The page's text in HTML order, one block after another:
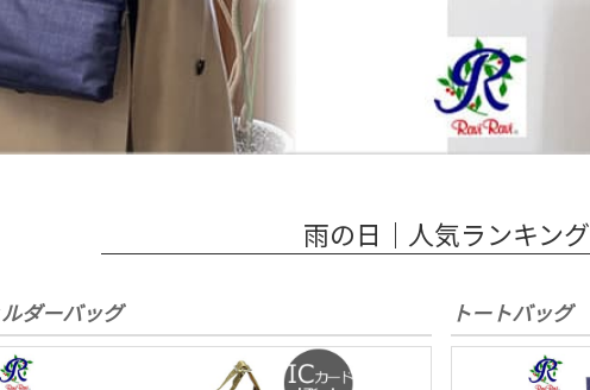
雨の日｜人気ランキング
ダーバッグ トートバッグ